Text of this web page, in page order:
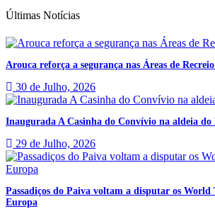
Últimas Notícias
Arouca reforça a segurança nas Áreas de
30 de Julho, 2026
Inaugurada A Casinha do Convívio na aldeia
29 de Julho, 2026
Passadiços do Paiva voltam a disputar os World
Europa